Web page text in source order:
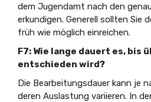
dem Jugendamt nach den
erkundigen. Generell sollten Sie
früh wie möglich einreichen.
F7: Wie lange dauert es, bis
entschieden wird?
Die Bearbeitungsdauer kann je
deren Auslastung variieren. In